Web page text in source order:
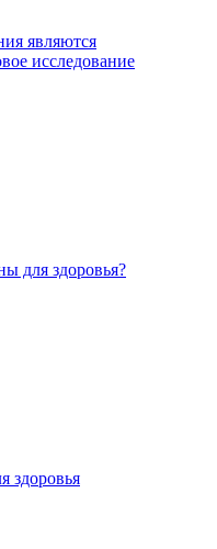
являются
исследование
для здоровья?
здоровья